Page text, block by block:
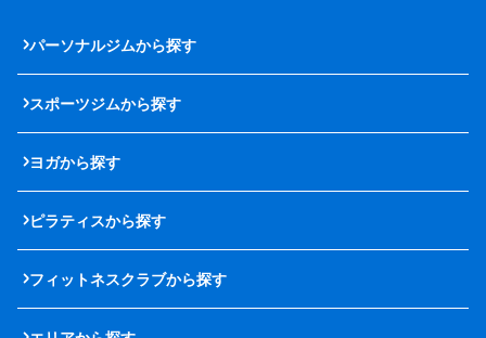
パーソナルジムから探す
スポーツジムから探す
ヨガから探す
ピラティスから探す
フィットネスクラブから探す